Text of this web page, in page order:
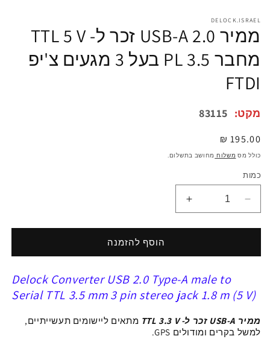
DELOCK.ISRAEL
ממיר USB-A 2.0 זכר ל- TTL 5 V
מחבר PL 3.5 בעל 3 מגעים צ'יפ
FTDI
מקט: 83115
מחיר
רגיל
195.00 ₪
כולל מס משלוח מחושב בתשלום.
כמות
הפחתת
כמות
ל
USB-
זכר
TTL
5
הגדלת
כמות
ל
USB-
2.0
זכר
TTL
5
הוסף להזמנה
Delock Converter USB 2.0 Type-A male to
Serial TTL 3.5 mm 3 pin stereo jack 1.8 m (5 V)
ממיר USB-A זכר ל- TTL 3.3 V
מתאים ליישומים תעשייתיים,
למשל בקרים ומודולים GPS
.